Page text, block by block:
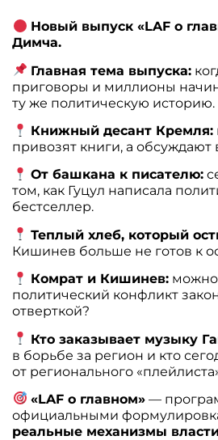
Новый выпуск «LAF о
Димча.
Главная тема выпуска:
приговоры и миллионы
ту же политическую историю.
Книжный десант Кремля:
привозят книги, а
От башкана к писателю:
том, как Гуцул написала
бестселлер.
Теплый хлеб, который
Кишинев больше не готов к
Комрат и Кишинев:можно
политический конфликт
отверткой?
Кто заказывает музыку
в борьбе за регион и кто
от регионального
«LAF о главном»—
официальными
реальные механизмы